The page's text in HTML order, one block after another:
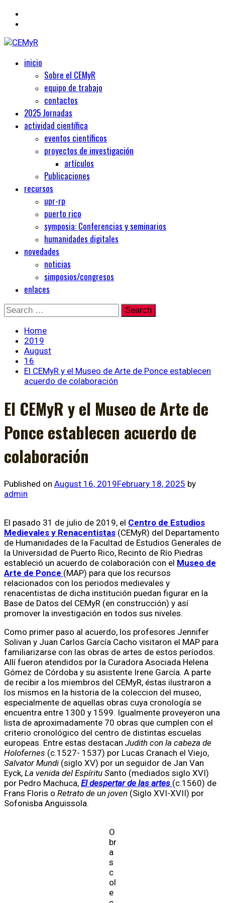
CEMyR
Centro de Estudios Medievales y Renacentistas
Primaryinicio
Sobre el CEMyR
equipo de trabajo
contactos
2025 Jornadas
actividad científica
eventos científicos
proyectos de investigación
artículos
Publicaciones
recursos
upr-rp
puerto rico
symposia: Conferencias y seminarios
humanidades digitales
novedades
noticias
simposios/congresos
enlaces
Skip
to
content
Search
for:
Home
2019
August
16
El CEMyR y el Museo de Arte de Ponce establecen
acuerdo de colaboración
El CEMyR y el Museo de Arte de
Ponce establecen acuerdo de
colaboración
Published on August 16, 2019February 18, 2025 by
admin
El pasado 31 de julio de 2019, el Centro de Estudios
Medievales y Renacentistas (CEMyR) del Departamento
de Humanidades de la Facultad de Estudios Generales de
la Universidad de Puerto Rico, Recinto de Río Piedras
estableció un acuerdo de colaboración con el Museo de
Arte de Ponce (MAP) para que los recursos
relacionados con los periodos medievales y
renacentistas de dicha institución puedan figurar en la
Base de Datos del CEMyR (en construcción) y así
promover la investigación en todos sus niveles.
Como primer paso al acuerdo, los profesores Jennifer
Solivan y Juan Carlos García Cacho visitaron el MAP para
familiarizarse con las obras de artes de estos períodos.
Allí fueron atendidos por la Curadora Asociada Helena
Gómez de Córdoba y su asistente Irene García. A parte
de recibir a los miembros del CEMyR, éstas ilustraron a
los mismos en la historia de la coleccion del museo,
especialmente de aquellas obras cuya cronología se
encuentra entre 1300 y 1599. Igualmente proveyeron una
lista de aproximadamente 70 obras que cumplen con el
criterio cronológico del centro de distintas escuelas
europeas. Entre estas destacan Judith con la cabeza de
Holofernes (c.1527- 1537) por Lucas Cranach el Viejo,
Salvator Mundi (siglo XV) por un seguidor de Jan Van
Eyck, La venida del Espíritu Santo (mediados siglo XVI)
por Pedro Machuca, El despertar de las artes (c.1560) de
Frans Floris o Retrato de un joven (Siglo XVI-XVII) por
Sofonisba Anguissola.
O
br
a
s
c
ol
e